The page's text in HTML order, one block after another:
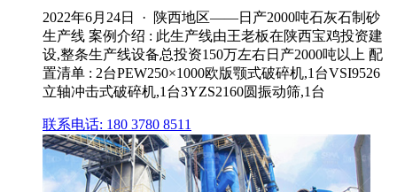
2022年6月24日 · 陕西地区——日产2000吨石灰石制砂
生产线 案例介绍 : 此生产线由王老板在陕西宝鸡投资建
设,整条生产线设备总投资150万左右日产2000吨以上 配
置清单 : 2台PEW250×1000欧版颚式破碎机,1台VSI9526
立轴冲击式破碎机,1台3YZS2160圆振动筛,1台
联系电话: 180 3780 8511